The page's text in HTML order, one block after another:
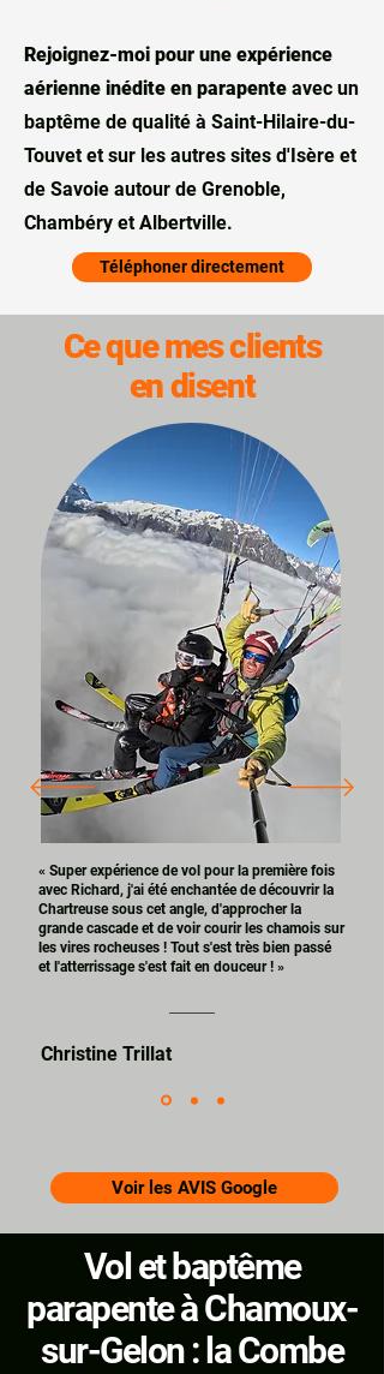
Rejoignez-moi pour une expérience
aérienne inédite en parapente avec un
baptême de qualité à Saint-Hilaire-du-
Touvet et sur les autres sites d'Isère et
de Savoie autour de Grenoble,
Chambéry et Albertville.
Téléphoner directement
Ce que mes clients
en disent
« Super expérience de vol pour la première fois
avec Richard, j'ai été enchantée de découvrir la
Chartreuse sous cet angle, d'approcher la
grande cascade et de voir courir les chamois sur
les vires rocheuses ! Tout s'est très bien passé
et l'atterrissage s'est fait en douceur ! »
Christine Trillat
Voir les AVIS Google
Vol et baptême
parapente à Chamoux-
sur-Gelon : la Combe